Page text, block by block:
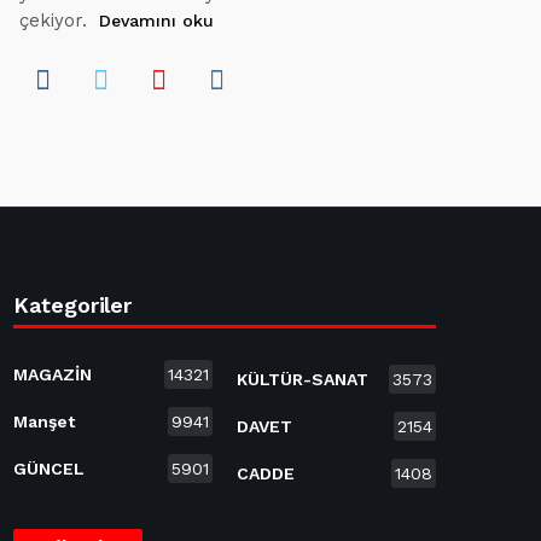
çekiyor.
Devamını oku
Kategoriler
MAGAZİN 14321
Manşet 9941
GÜNCEL 5901
KÜLTÜR-SANAT 3573
DAVET 2154
CADDE 1408